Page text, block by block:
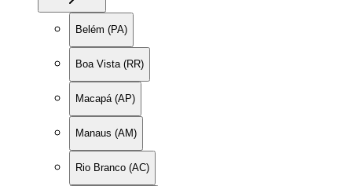
Belém (PA)
Boa Vista (RR)
Macapá (AP)
Manaus (AM)
Rio Branco (AC)